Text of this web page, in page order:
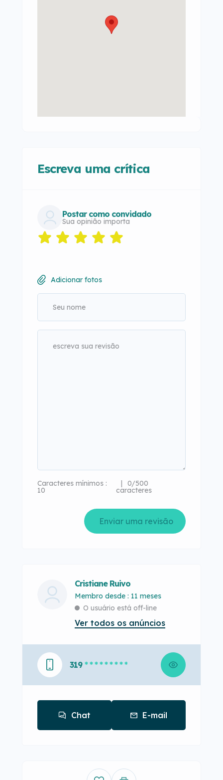
Escreva uma crítica
Postar como convidado
Sua opinião importa
Adicionar fotos
Caracteres mínimos :
10
0/500
caracteres
Enviar uma revisão
Cristiane Ruivo
Membro desde : 11 meses
O usuário está off-line
Ver todos os anúncios
319 * * * * * * * * *
Chat E-mail